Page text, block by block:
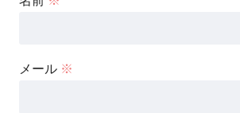
メール ※